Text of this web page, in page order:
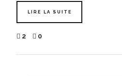
LIRE LA SUITE
2 0